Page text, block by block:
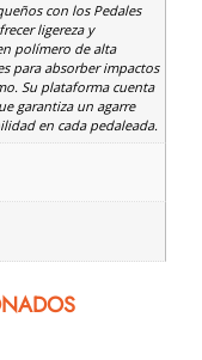
con los Pedales
ligereza y
polímero de alta
para absorber impactos
Su plataforma cuenta
garantiza un agarre
en cada pedaleada.